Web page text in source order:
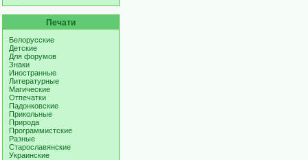
Печати
Белорусские
Детские
Для форумов
Знаки
Иностранные
Литературные
Магические
Отпечатки
Падонковские
Прикольные
Природа
Программистские
Разные
Старославянские
Украинские